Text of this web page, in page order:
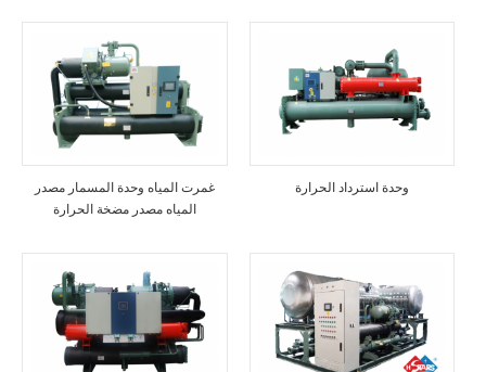
غمرت المياه وحدة المسمار مصدر
المياه مصدر مضخة الحرارة
وحدة استرداد الحرارة